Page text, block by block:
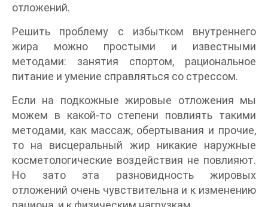
отложений.
Решить проблему с избытком внутреннего
жира можно простыми и известными
методами: занятия спортом, рациональное
питание и умение справляться со стрессом.
Если на подкожные жировые отложения мы
можем в какой-то степени повлиять такими
методами, как массаж, обертывания и прочие,
то на висцеральный жир никакие наружные
косметологические воздействия не повлияют.
Но зато эта разновидность жировых
отложений очень чувствительна и к изменению